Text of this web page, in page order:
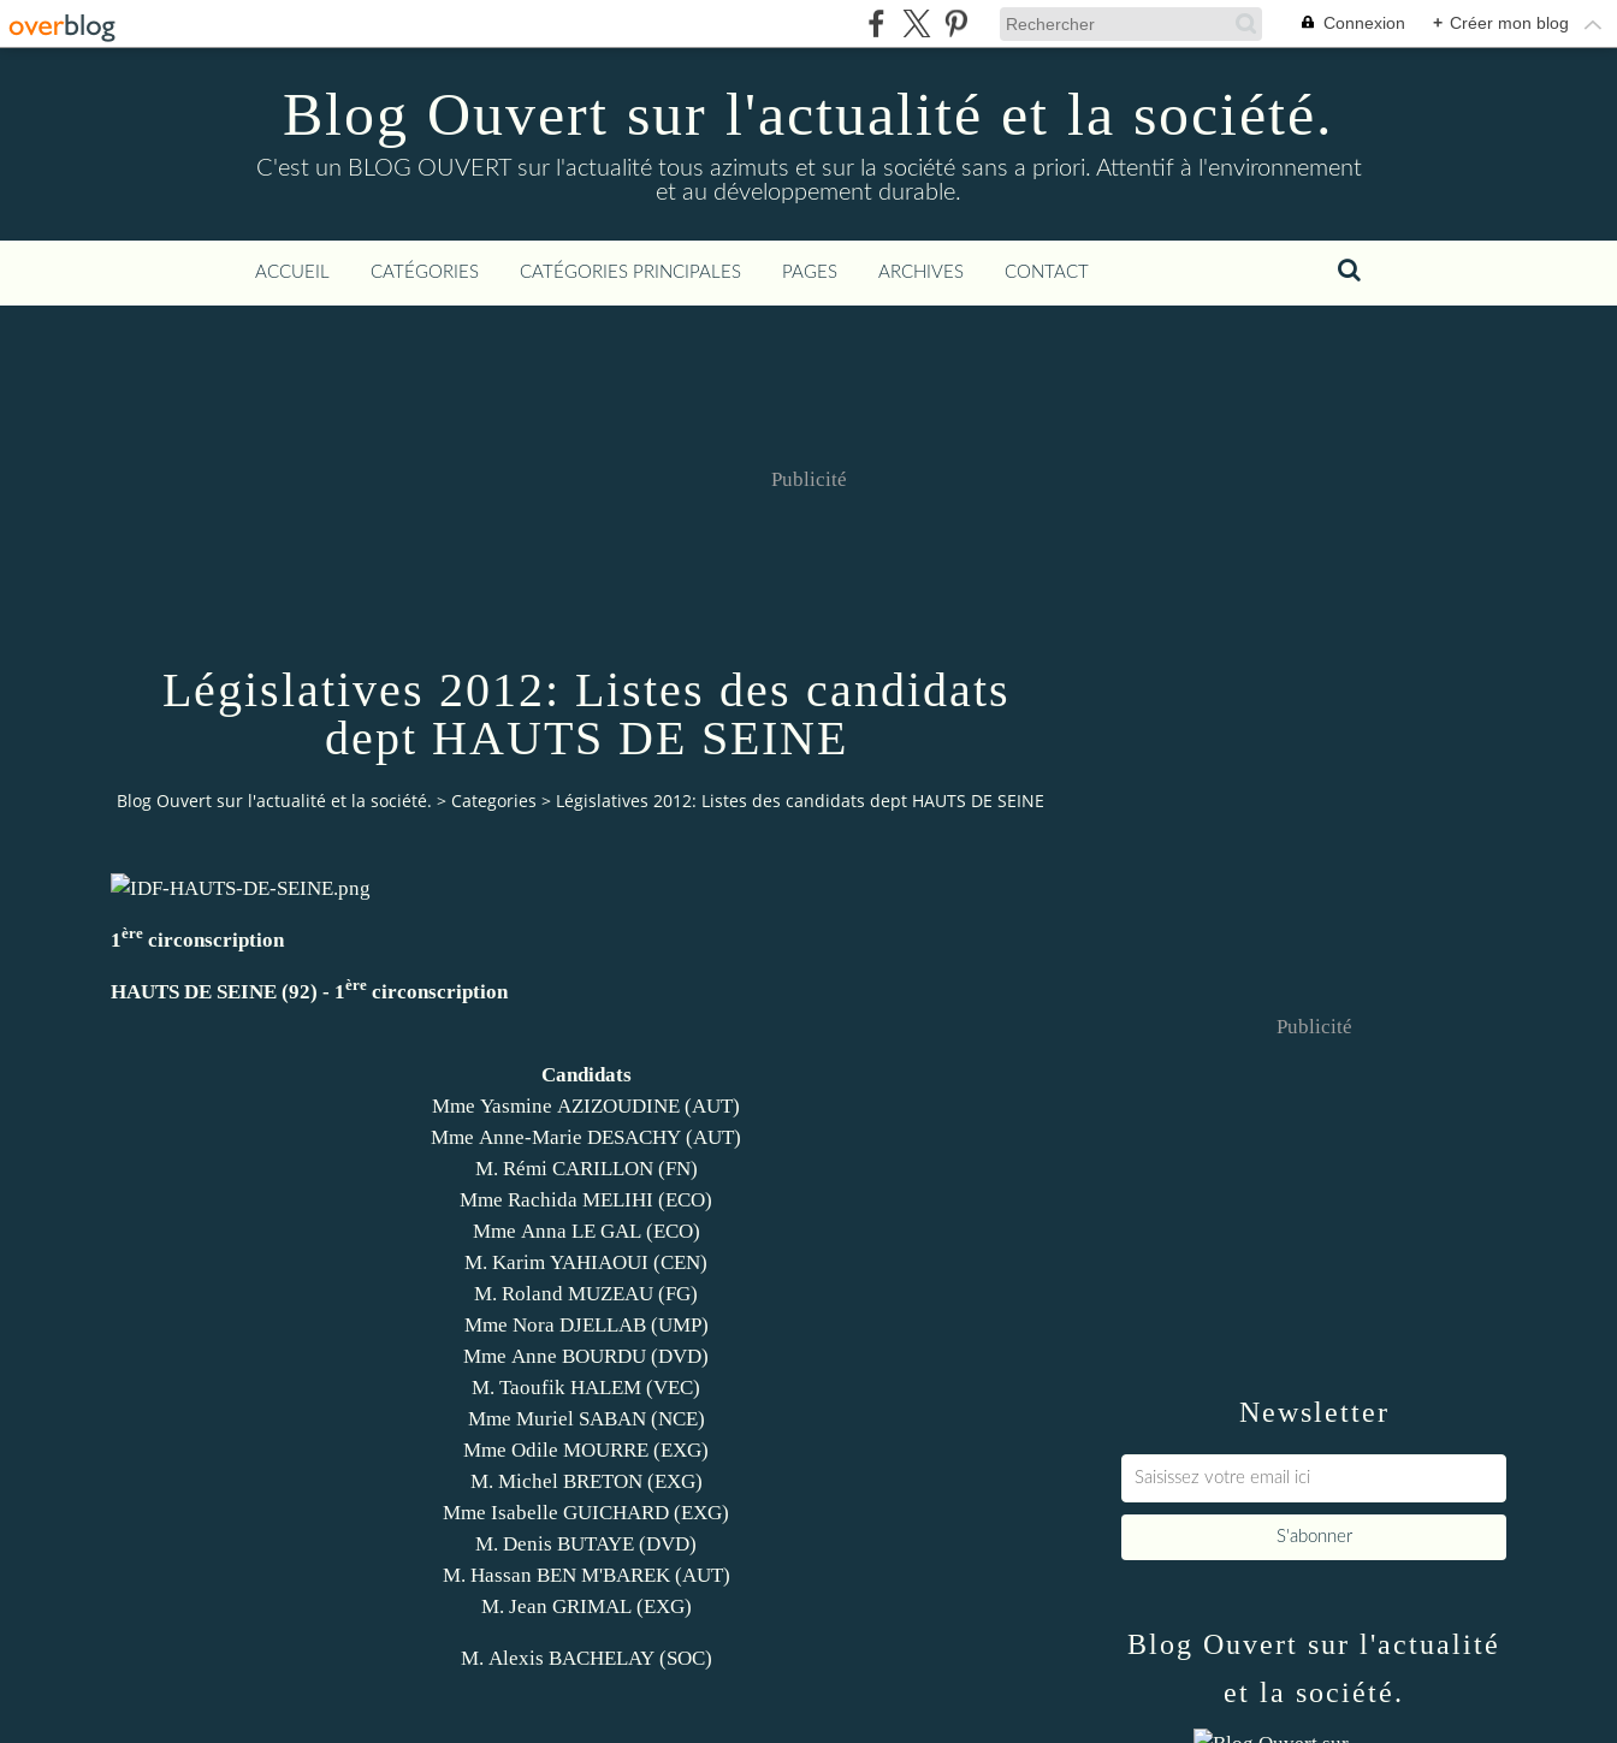
Connexion + Créer mon blog
Blog Ouvert sur l'actualité et la société.
C'est un BLOG OUVERT sur l'actualité tous azimuts et sur la société sans a priori. Attentif à l'environnement
et au développement durable.
ACCUEIL CATÉGORIES CATÉGORIES PRINCIPALES PAGES ARCHIVES CONTACT
Publicité
Législatives 2012: Listes des candidats
dept HAUTS DE SEINE
Blog Ouvert sur l'actualité et la société. > Categories > Législatives 2012: Listes des candidats dept HAUTS DE SEINE
1 ère circonscription
HAUTS DE SEINE (92) - 1 ère circonscription
Candidats
Mme Yasmine AZIZOUDINE (AUT)
Mme Anne-Marie DESACHY (AUT)
M. Rémi CARILLON (FN)
Mme Rachida MELIHI (ECO)
Mme Anna LE GAL (ECO)
M. Karim YAHIAOUI (CEN)
M. Roland MUZEAU (FG)
Mme Nora DJELLAB (UMP)
Mme Anne BOURDU (DVD)
M. Taoufik HALEM (VEC)
Mme Muriel SABAN (NCE)
Mme Odile MOURRE (EXG)
M. Michel BRETON (EXG)
Mme Isabelle GUICHARD (EXG)
M. Denis BUTAYE (DVD)
M. Hassan BEN M'BAREK (AUT)
M. Jean GRIMAL (EXG)
M. Alexis BACHELAY (SOC)
Newsletter
Publicité
Blog Ouvert sur l'actualité
et la société.